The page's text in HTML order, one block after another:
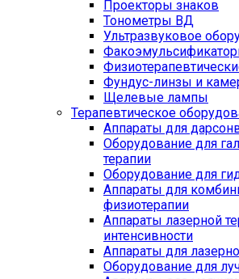
Проекторы знаков
Тонометры ВД
Ультразвуковое
Фундус-линзы и
Щелевые лампы
Терапевтическое
Аппараты для
Оборудование для
терапии
Оборудование для
Аппараты для
физиотерапии
Аппараты лазерной
интенсивности
Аппараты для
Оборудование для